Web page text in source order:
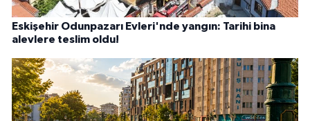
Eskişehir Odunpazarı Evleri'nde yangın: Tarihi bina
alevlere teslim oldu!